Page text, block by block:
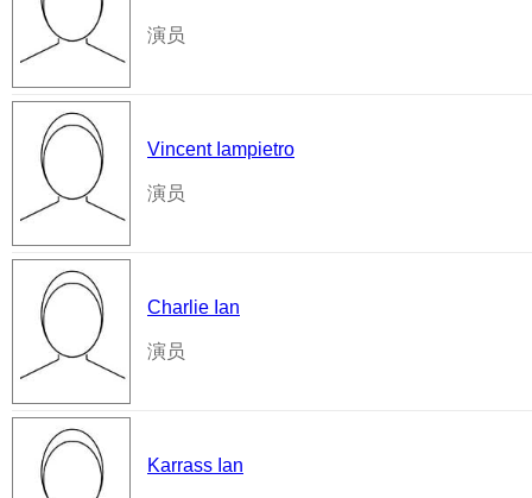
演员
Vincent Iampietro
演员
Charlie Ian
演员
Karrass Ian